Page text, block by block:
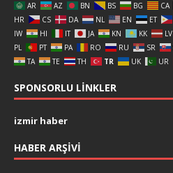
AR AZ BN BS BG CA
HR
CS DA NL EN ET
IW
HI IT JA KN KK LV
PL
PT PA RO RU SR
TA
TE TH TR UK UR
SPONSORLU LINKLER
izmir haber
HABER ARŞIVI